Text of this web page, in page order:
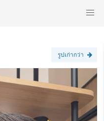
รูปเก่ากว่า